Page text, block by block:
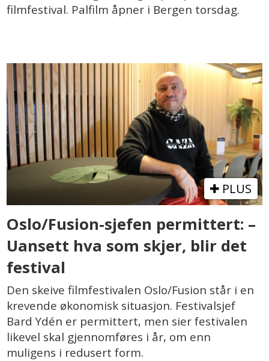
filmfestival. Palfilm åpner i Bergen torsdag.
PLUS
Oslo/Fusion-sjefen permittert: –
Uansett hva som skjer, blir det
festival
Den skeive filmfestivalen Oslo/Fusion står i en
krevende økonomisk situasjon. Festivalsjef
Bard Ydén er permittert, men sier festivalen
likevel skal gjennomføres i år, om enn
muligens i redusert form.